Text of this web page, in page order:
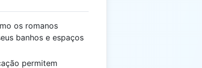
os romanos
banhos e espaços
permitem